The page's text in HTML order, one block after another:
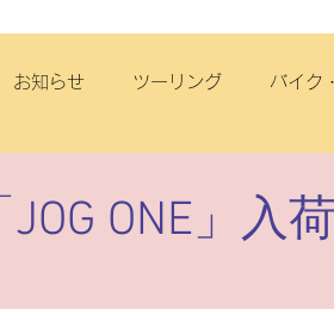
お知らせ ツーリング バイク
ONE」入